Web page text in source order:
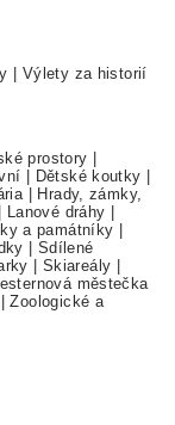
Výlety za historií
prostory
Dětské koutky
|
Hrady, zámky,
Lanové dráhy
a památníky
Sdílené
Skiareály
městečka
|Zoologické a